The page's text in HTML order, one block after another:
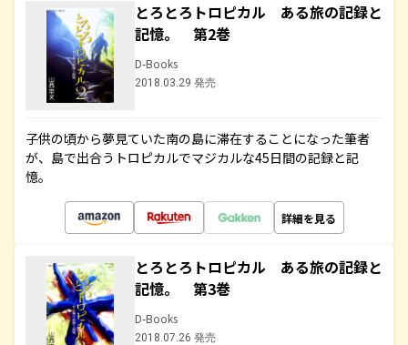
とろとろトロピカル ある旅の記録と
記憶。 第2巻
D-Books
2018.03.29 発売
子供の頃から夢見ていた南の島に滞在することになった筆者
が、島で出合うトロピカルでマジカルな45日間の記録と記
憶。
詳細を見る
とろとろトロピカル ある旅の記録と
記憶。 第3巻
D-Books
2018.07.26 発売